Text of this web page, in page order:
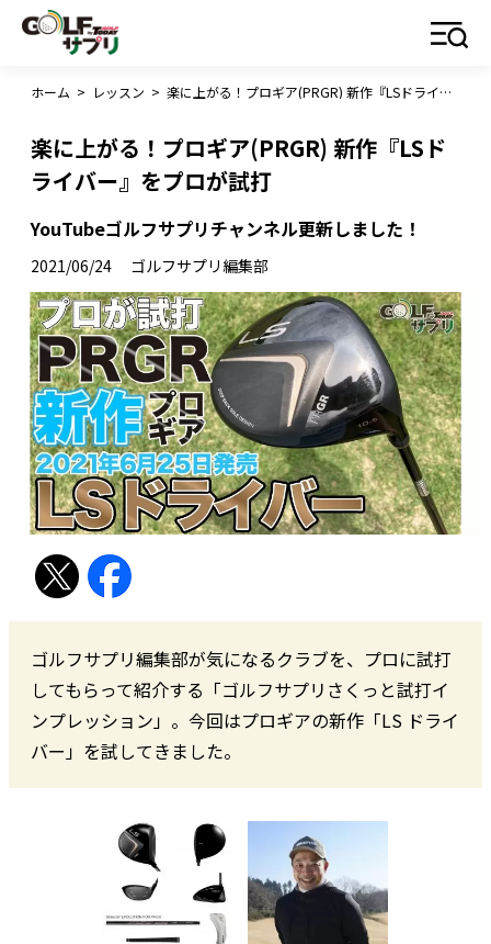
ホーム > レッスン > 楽に上がる！プロギア(PRGR) 新作『LSドライバー』をプロが試打
楽に上がる！プロギア(PRGR) 新作『LSド
ライバー』をプロが試打
YouTubeゴルフサプリチャンネル更新しました！
2021/06/24 ゴルフサプリ編集部
ゴルフサプリ編集部が気になるクラブを、プロに試打
してもらって紹介する「ゴルフサプリさくっと試打イ
ンプレッション」。今回はプロギアの新作「LS ドライ
バー」を試してきました。